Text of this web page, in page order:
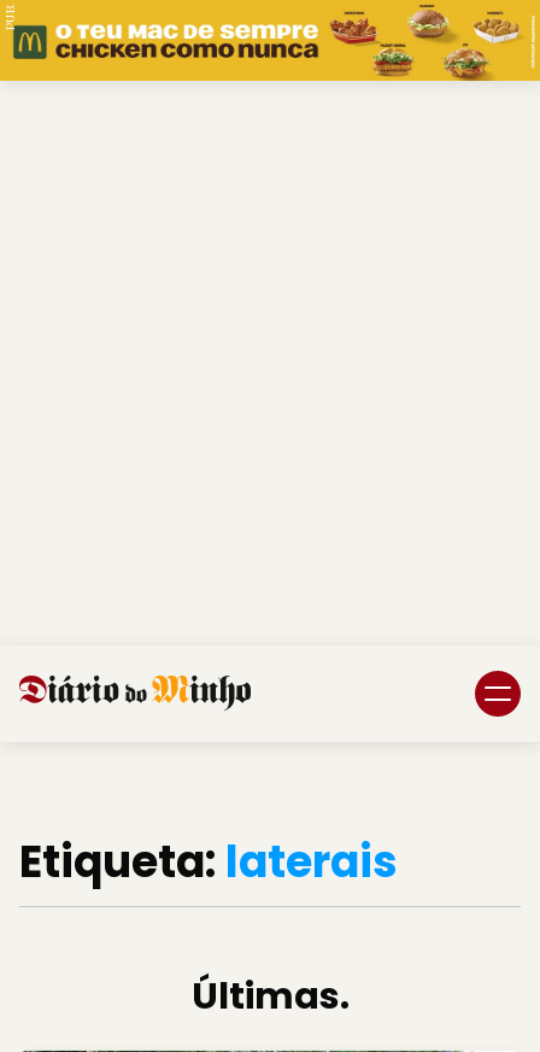
PUB.
Etiqueta: laterais
Últimas.